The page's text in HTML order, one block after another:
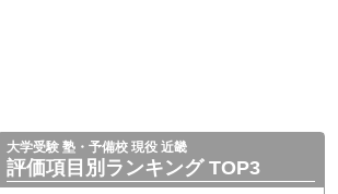
大学受験 塾・予備校 現役 近畿
評価項目別ランキング TOP3